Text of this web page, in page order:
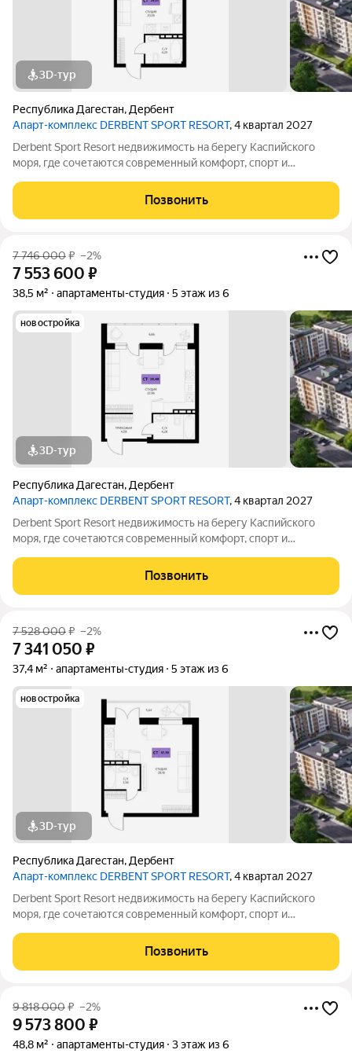
3D-тур
Республика Дагестан, Дербент
Апарт-комплекс DERBENT SPORT RESORT, 4 квартал 2027
Derbent Sport Resort недвижимость на берегу Каспийского
моря, где сочетаются современный комфорт, спорт и
учитывают все потребности современных
Позвонить
7 746 000₽ –2%
7 553 600 ₽
38,5 м² апартаменты-студия 5 этаж из 6
новостройка
3D-тур
Республика Дагестан, Дербент
Апарт-комплекс DERBENT SPORT RESORT, 4 квартал 2027
Derbent Sport Resort недвижимость на берегу Каспийского
моря, где сочетаются современный комфорт, спорт и
учитывают все потребности современных
Позвонить
7 528 000₽ –2%
7 341 050 ₽
37,4 м² апартаменты-студия 5 этаж из 6
новостройка
3D-тур
Республика Дагестан, Дербент
Апарт-комплекс DERBENT SPORT RESORT, 4 квартал 2027
Derbent Sport Resort недвижимость на берегу Каспийского
моря, где сочетаются современный комфорт, спорт и
учитывают все потребности современных
Позвонить
9 818 000₽ –2%
9 573 800 ₽
48,8 м² апартаменты-студия 3 этаж из 6